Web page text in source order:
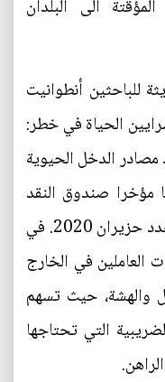
الى البلدان
للباحثين أنطوانيت
الحياة في خطر:
أحد مصادر الدخل الحيوية
مؤخرا صندوق النقد
الدولي في مجلة التمويل والتنمية عدد حزيران 2020. في
العاملين في الخارج
والهشة، حيث تسهم
التي تحتاجها